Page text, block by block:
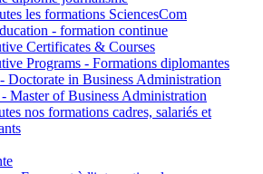
les formations SciencesCom
- formation continue
Certificates & Courses
Programs - Formations diplomantes
Doctorate in Business Administration
Master of Business Administration
nos formations cadres, salariés et